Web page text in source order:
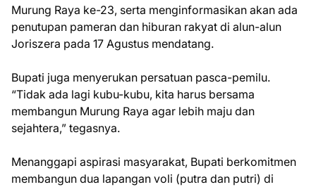
Murung Raya ke-23, serta menginformasikan akan ada
penutupan pameran dan hiburan rakyat di alun-alun
Joriszera pada 17 Agustus mendatang.
Bupati juga menyerukan persatuan pasca-pemilu.
“Tidak ada lagi kubu-kubu, kita harus bersama
membangun Murung Raya agar lebih maju dan
sejahtera,” tegasnya.
Menanggapi aspirasi masyarakat, Bupati berkomitmen
membangun dua lapangan voli (putra dan putri) di